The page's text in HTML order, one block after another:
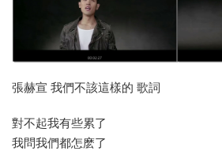
張赫宣 我們不該這樣的 歌詞
對不起我有些累了
我問我們都怎麽了